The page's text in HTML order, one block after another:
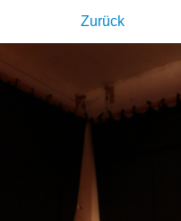
Zurück